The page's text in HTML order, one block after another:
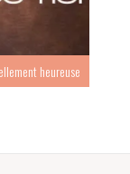
heureuse